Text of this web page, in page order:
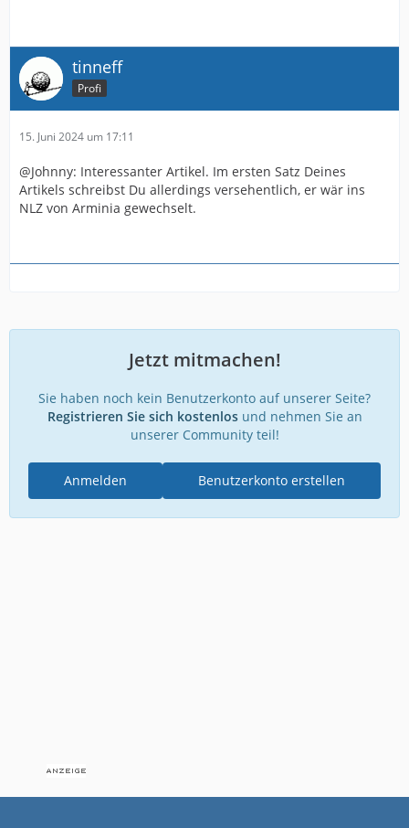
tinneff
Profi
15. Juni 2024 um 17:11
@Johnny: Interessanter Artikel. Im ersten Satz Deines
Artikels schreibst Du allerdings versehentlich, er wär ins
NLZ von Arminia gewechselt.
Jetzt mitmachen!
Sie haben noch kein Benutzerkonto auf unserer Seite?
Registrieren Sie sich kostenlosund nehmen Sie an
unserer Community teil!
Benutzerkonto erstellen
Anmelden